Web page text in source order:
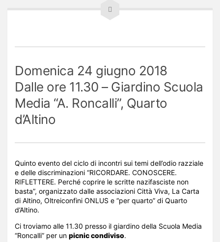
Domenica 24 giugno 2018
Dalle ore 11.30 – Giardino Scuola
Media “A. Roncalli”, Quarto
d’Altino
Quinto evento del ciclo di incontri sui temi dell’odio razziale
e delle discriminazioni “RICORDARE. CONOSCERE.
RIFLETTERE. Perché coprire le scritte nazifasciste non
basta”, organizzato dalle associazioni Città Viva, La Carta
di Altino, Oltreiconfini ONLUS e “per quarto” di Quarto
d’Altino.
Ci troviamo alle 11.30 presso il giardino della Scuola Media
“Roncalli” per un picnic condiviso.